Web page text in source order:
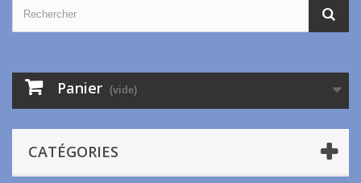
Panier (vide)
CATÉGORIES